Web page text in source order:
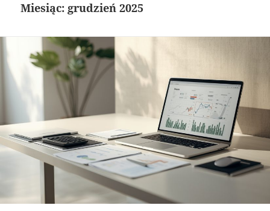
Miesiąc: grudzień 2025